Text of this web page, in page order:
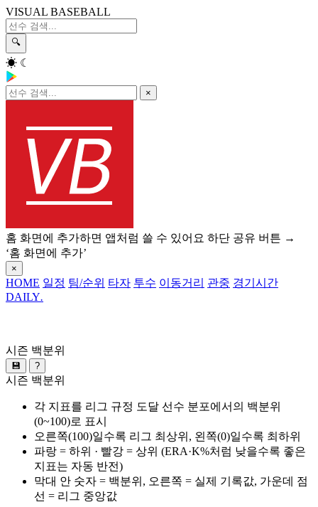
VISUAL BASEBALL
🔍
☀ ☾
×
홈 화면에 추가하면 앱처럼 쓸 수 있어요 하단 공유 버튼 →
‘홈 화면에 추가’
×
HOME 일정 팀/순위 타자 투수 이동거리 관중 경기시간
DAILY.
시즌 백분위
💾 ?
시즌 백분위
각 지표를 리그 규정 도달 선수 분포에서의 백분위
(0~100)로 표시
오른쪽(100)일수록 리그 최상위, 왼쪽(0)일수록 최하위
파랑 = 하위 · 빨강 = 상위 (ERA·K%처럼 낮을수록 좋은
지표는 자동 반전)
막대 안 숫자 = 백분위, 오른쪽 = 실제 기록값, 가운데 점
선 = 리그 중앙값